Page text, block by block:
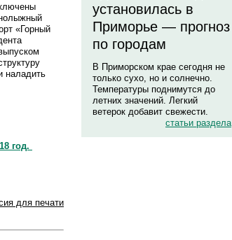
«Горный
наладить
год.
для печати
установилась в
Приморье — прогноз
по городам
В Приморском крае сегодня не
только сухо, но и солнечно.
Температуры поднимутся до
летних значений. Легкий
ветерок добавит свежести.
статьи раздела